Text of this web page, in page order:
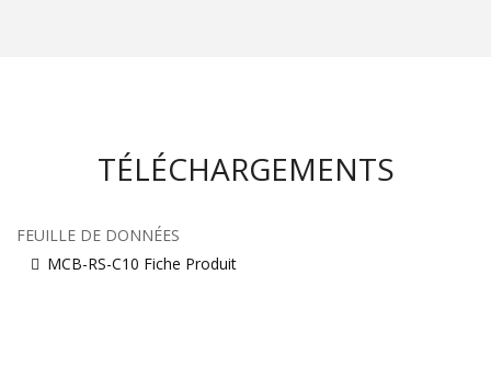
TÉLÉCHARGEMENTS
FEUILLE DE DONNÉES
MCB-RS-C10 Fiche Produit